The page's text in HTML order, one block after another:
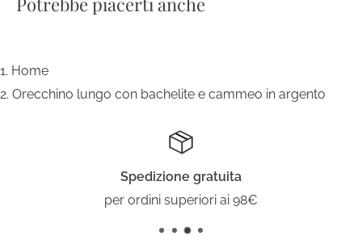
Home
Orecchino lungo con bachelite e cammeo in argento
Spedizione gratuita
per ordini superiori ai 98€